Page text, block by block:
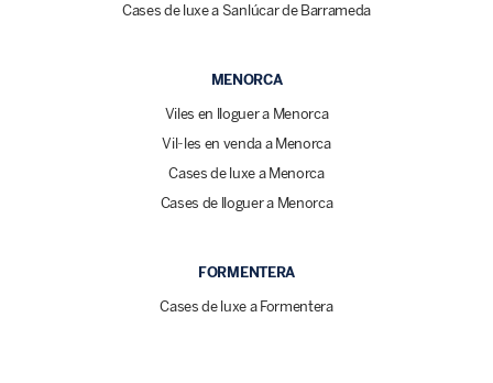
Cases de luxe a Sanlúcar de Barrameda
MENORCA
Viles en lloguer a Menorca
Vil·les en venda a Menorca
Cases de luxe a Menorca
Cases de lloguer a Menorca
FORMENTERA
Cases de luxe a Formentera